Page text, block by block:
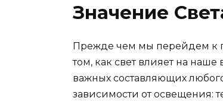
Значение
Прежде чем мы перейдем к
том, как свет влияет на наше
важных составляющих
зависимости от освещения: